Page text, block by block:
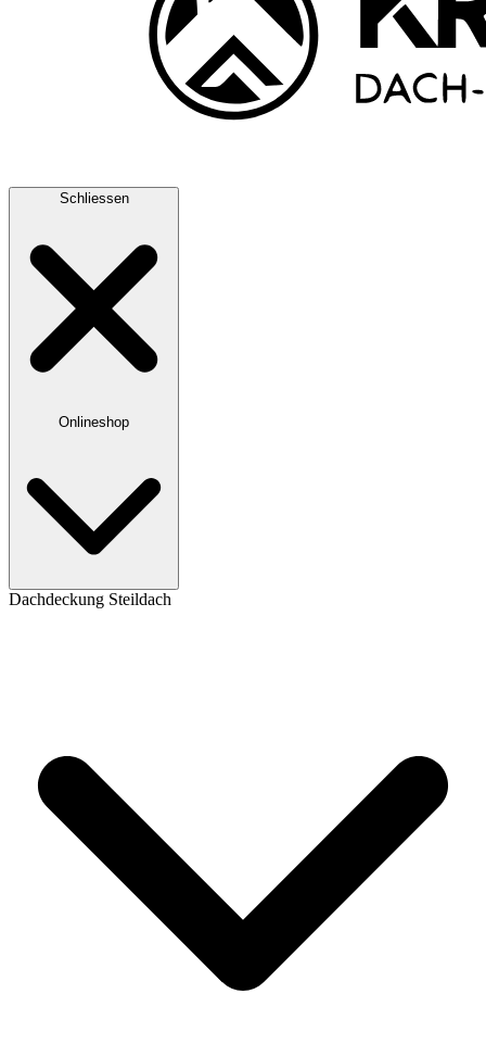
Schliessen
Onlineshop
Dachdeckung Steildach